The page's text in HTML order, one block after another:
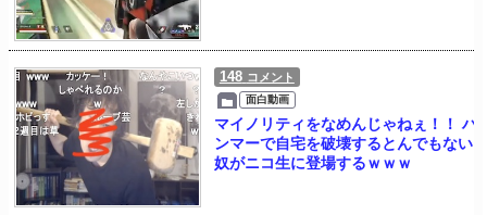
148 コメント
面白動画
マイノリティをなめんじゃねぇ！！ ハ
ンマーで自宅を破壊するとんでもない
奴がニコ生に登場するｗｗｗ